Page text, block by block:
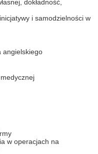
dokładność,
i samodzielności w
angielskiego
w operacjach na